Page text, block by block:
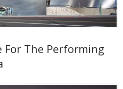
The Performing